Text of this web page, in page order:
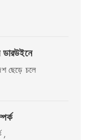
ডারউইনে
ছেড়ে চলে
,